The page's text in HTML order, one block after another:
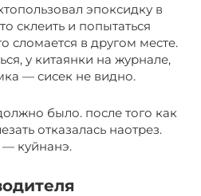
эпоксидку в
склеить и попытаться
сломается в другом месте.
у китаянки на журнале,
— сисек не видно.
было. после того как
отказалась наотрез.
— куйнанэ.